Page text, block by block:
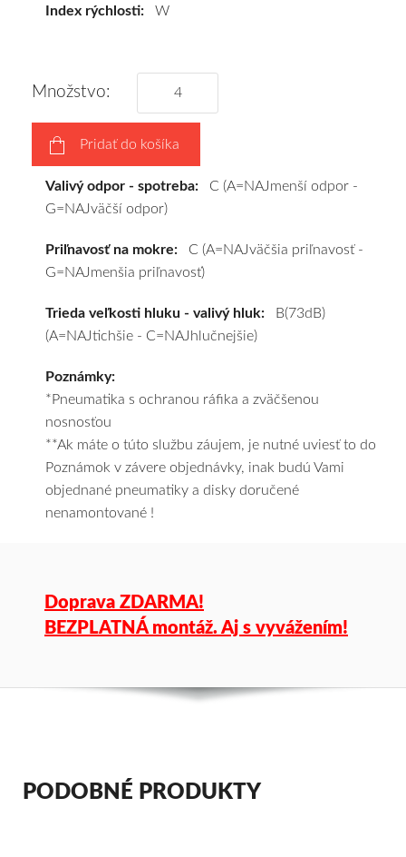
a
obujeme
na
disky
podľa
vášho
pošleme
zadarmo.
Index rýchlosti: W
Množstvo:
Pridať do košíka
Valivý odpor - spotreba: C (A=NAJmenší odpor -
G=NAJväčší odpor)
Priľnavosť na mokre: C (A=NAJväčšia priľnavosť -
G=NAJmenšia priľnavosť)
Trieda veľkosti hluku - valivý hluk: B(73dB)
(A=NAJtichšie - C=NAJhlučnejšie)
Poznámky:
*Pneumatika s ochranou ráfika a zväčšenou
nosnosťou
**Ak máte o túto službu záujem, je nutné uviesť to do
Poznámok v závere objednávky, inak budú Vami
objednané pneumatiky a disky doručené
nenamontované !
Doprava ZDARMA!
BEZPLATNÁ montáž. Aj s vyvážením!
PODOBNÉ PRODUKTY